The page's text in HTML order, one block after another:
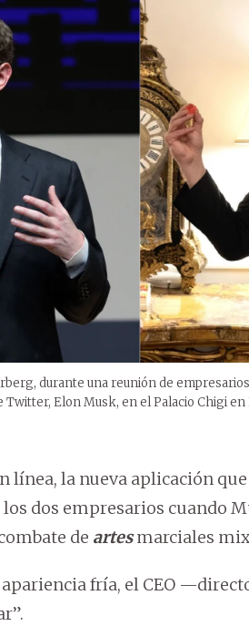
durante una reunión de
Twitter, Elon Musk, en el Palacio Chigi en
línea, la nueva aplicación
dos empresarios cuando
de artesmarciales
apariencia fría, el CEO